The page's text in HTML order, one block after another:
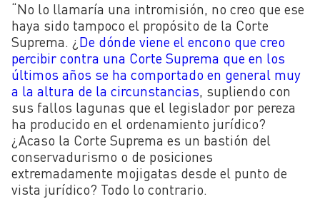
“No lo llamaría una intromisión, no creo que ese
haya sido tampoco el propósito de la Corte
Suprema. ¿ De dónde viene el encono que creo
percibir contra una Corte Suprema que en los
últimos años se ha comportado en general muy
a la altura de la circunstancias, supliendo con
sus fallos lagunas que el legislador por pereza
ha producido en el ordenamiento jurídico?
¿Acaso la Corte Suprema es un bastión del
conservadurismo o de posiciones
extremadamente mojigatas desde el punto de
vista jurídico? Todo lo contrario.